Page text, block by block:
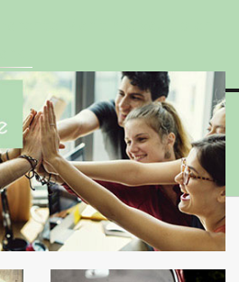
champs obligatoires sont indiqués avec